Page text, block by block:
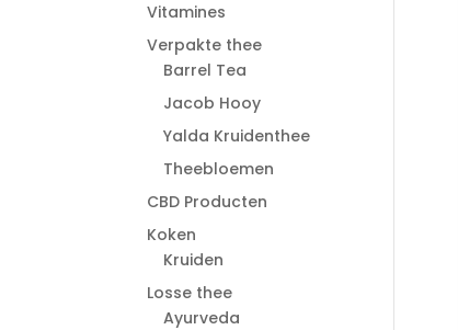
Vitamines
Verpakte thee
Barrel Tea
Jacob Hooy
Yalda Kruidenthee
Theebloemen
CBD Producten
Koken
Kruiden
Losse thee
Ayurveda